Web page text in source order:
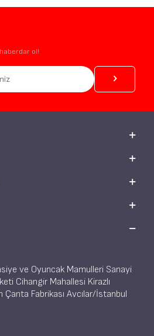
ol!
ve Oyuncak Mamulleri Sanayi
Cihangir Mahallesi Kirazlı
Çanta Fabrikası Avcılar/İstanbul